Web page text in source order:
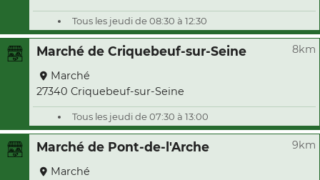
Tous les jeudi de 08:30 à 12:30
Marché de Criquebeuf-sur-Seine 8km
Marché
27340 Criquebeuf-sur-Seine
Tous les jeudi de 07:30 à 13:00
Marché de Pont-de-l'Arche 9km
Marché